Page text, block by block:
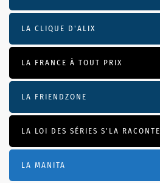
LA CLIQUE D'ALIX
LA FRANCE À TOUT PRIX
LA FRIENDZONE
LA LOI DES SÉRIES S'LA RACONTE
LA MANITA